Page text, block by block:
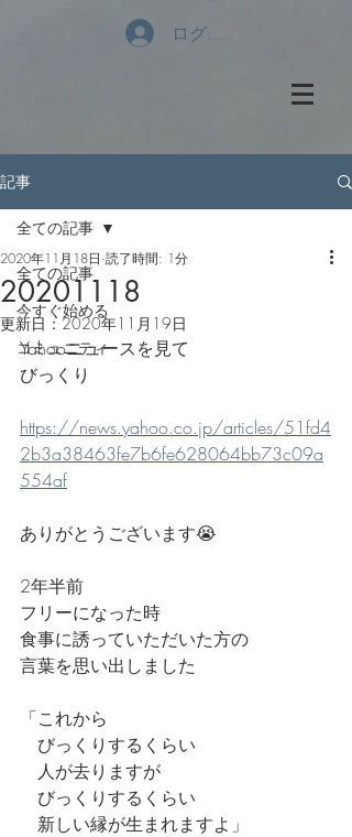
ログイン
記事
全ての記事
今すぐ始める
コミュニティ
全ての記事
20201118
2020年11月18日 読了時間: 1分
更新日： 2020年11月19日
Yahooニュースを見て
びっくり
https://news.yahoo.co.jp/articles/51fd4
2b3a38463fe7b6fe628064bb73c09a
554af
ありがとうございます😭
2年半前
フリーになった時
食事に誘っていただいた方の
言葉を思い出しました
「これから
びっくりするくらい
人が去りますが
びっくりするくらい
新しい縁が生まれますよ」